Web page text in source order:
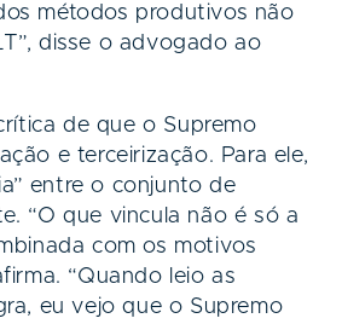
métodos produtivos não
disse o advogado ao
de que o Supremo
e terceirização. Para ele,
entre o conjunto de
“O que vincula não é só a
com os motivos
“Quando leio as
eu vejo que o Supremo